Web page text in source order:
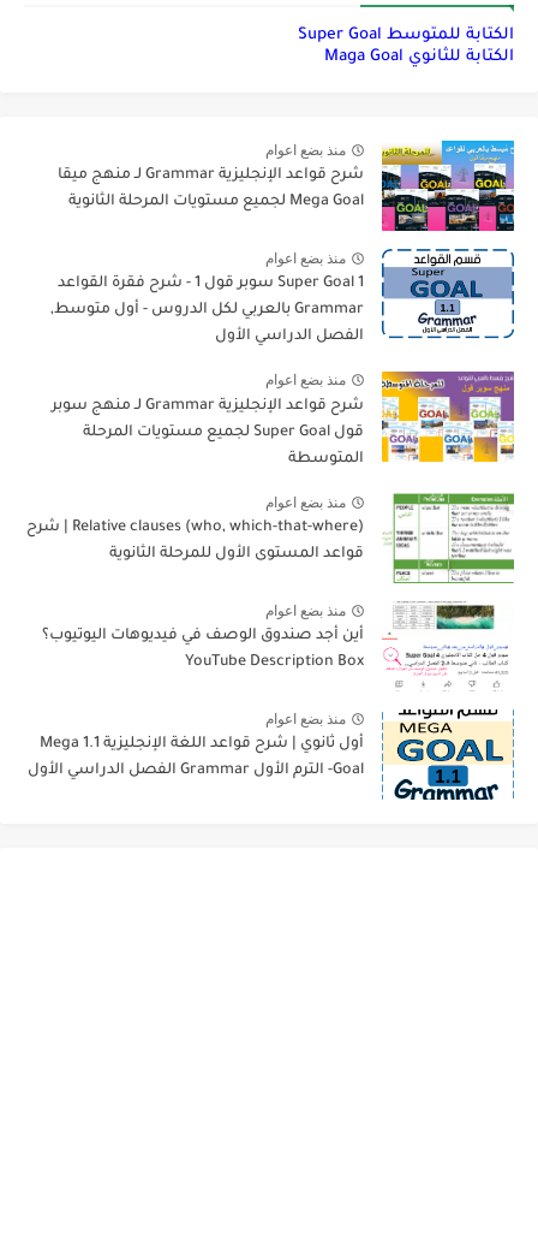
الكتابة للمتوسط Super Goal
الكتابة للثانوي Maga Goal
منذ بضع اعوام
شرح قواعد الإنجليزية Grammar لـ منهج ميقا
Mega Goal لجميع مستويات المرحلة الثانوية
منذ بضع اعوام
Super Goal 1 سوبر قول 1 - شرح فقرة القواعد
Grammar بالعربي لكل الدروس - أول متوسط,
الفصل الدراسي الأول
منذ بضع اعوام
شرح قواعد الإنجليزية Grammar لـ منهج سوبر
قول Super Goal لجميع مستويات المرحلة
المتوسطة
منذ بضع اعوام
Relative clauses (who, which-that-where) | شرح
قواعد المستوى الأول للمرحلة الثانوية
منذ بضع اعوام
أين أجد صندوق الوصف في فيديوهات اليوتيوب؟
YouTube Description Box
منذ بضع اعوام
أول ثانوي | شرح قواعد اللغة الإنجليزية 1.1 Mega
Goal- الترم الأول Grammar الفصل الدراسي الأول